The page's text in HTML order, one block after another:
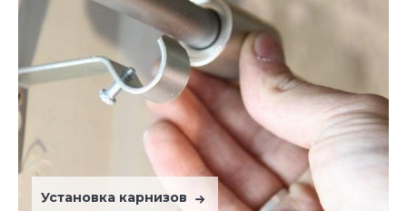
Установка карнизов